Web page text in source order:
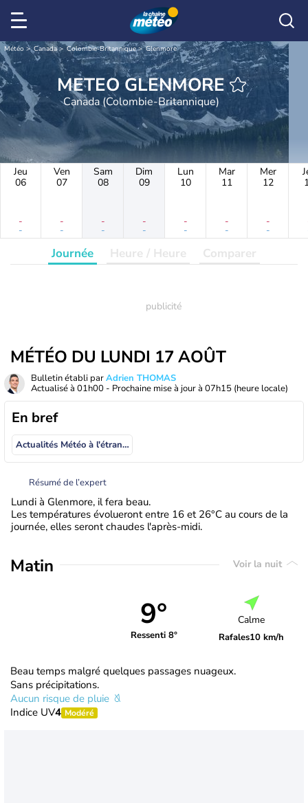
Météo Canada Colombie-Britannique Glenmore
METEO GLENMORE
Canada (Colombie-Britannique)
Jeu
06
-
-
Ven
07
-
-
Sam
08
-
-
Dim
09
-
-
Lun
10
-
-
Mar
11
-
-
Mer
12
-
-
Journée Heure / Heure Comparer
MÉTÉO DU LUNDI 17 AOÛT
Bulletin établi parAdrien THOMAS
Actualisé à 01h00 - Prochaine mise à jour à 07h15 (heure locale)
En bref
Actualités Météo à l'étranger
Résumé de l’expert
Lundi à Glenmore, il fera beau.
Les températures évolueront entre 16 et 26°C au cours de la
journée, elles seront chaudes l'après-midi.
Matin Voir la nuit
9°
Ressenti 8°
Calme
Rafales10 km/h
Beau temps malgré quelques passages nuageux.
Sans précipitations.
Aucun risque de pluie
Indice UV4 Modéré